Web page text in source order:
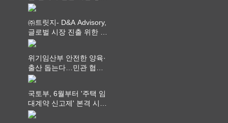
부처 법무담당관 회의 개
㈜트릿지- D&A Advisory,
글로벌 시장 진출 위한 전
략적 업무협약 체결
위기임산부 안전한 양육·
출산 돕는다…민관 협력
체계 구축
국토부, 6월부터 '주택 임
대계약 신고제' 본격 시
행…실거래가 투명화 기